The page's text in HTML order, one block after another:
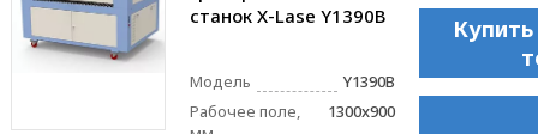
станок X-Lase Y1390B
Модель
Y1390B
Рабочее поле,
1300x900